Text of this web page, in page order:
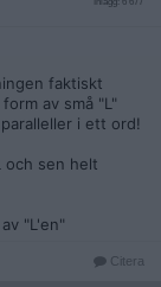
faktiskt
av små "L"
i ett ord!
och sen helt
"L'en"
Citera